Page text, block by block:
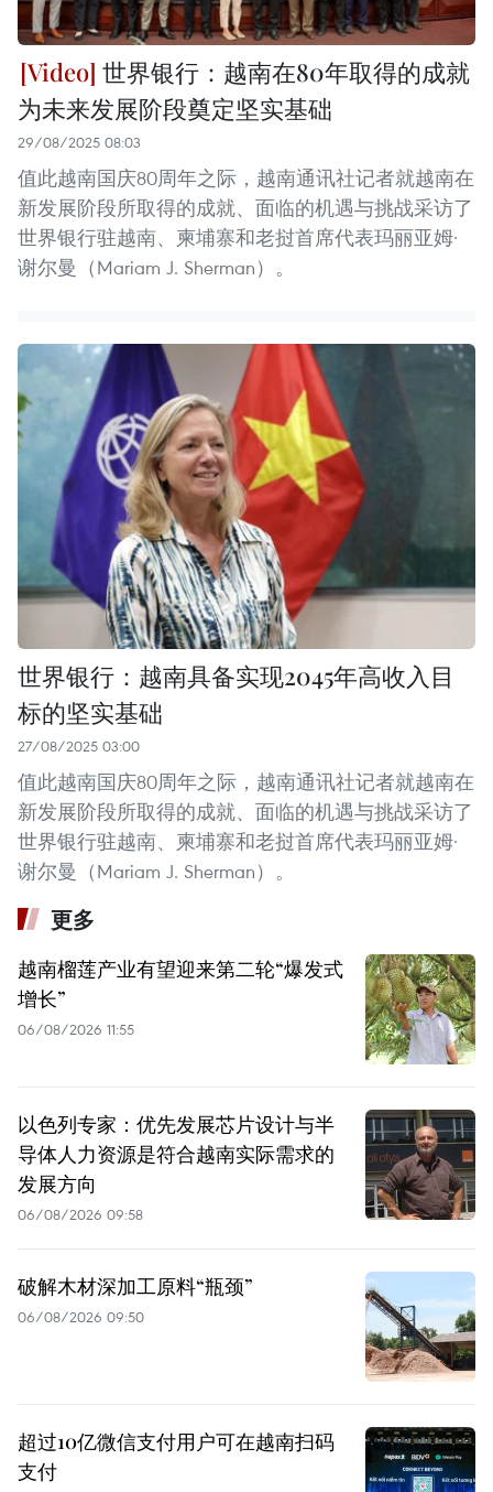
世界银行：越南在80年取得的成就
为未来发展阶段奠定坚实基础
29/08/2025 08:03
值此越南国庆80周年之际，越南通讯社记者就越南在
新发展阶段所取得的成就、面临的机遇与挑战采访了
世界银行驻越南、柬埔寨和老挝首席代表玛丽亚姆·
谢尔曼（Mariam J. Sherman）。
世界银行：越南具备实现2045年高收入目
标的坚实基础
27/08/2025 03:00
值此越南国庆80周年之际，越南通讯社记者就越南在
新发展阶段所取得的成就、面临的机遇与挑战采访了
世界银行驻越南、柬埔寨和老挝首席代表玛丽亚姆·
谢尔曼（Mariam J. Sherman）。
更多
越南榴莲产业有望迎来第二轮“爆发式
增长”
06/08/2026 11:55
以色列专家：优先发展芯片设计与半
导体人力资源是符合越南实际需求的
发展方向
06/08/2026 09:58
破解木材深加工原料“瓶颈”
06/08/2026 09:50
超过10亿微信支付用户可在越南扫码
支付